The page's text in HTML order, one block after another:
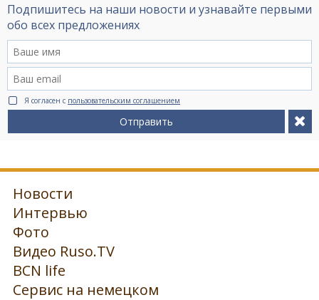
Подпишитесь на наши новости и узнавайте первыми
обо всех предложениях
Я согласен с пользовательским соглашением
Отправить
Новости
Интервью
Фото
Видео Ruso.TV
BCN life
Сервис на немецком